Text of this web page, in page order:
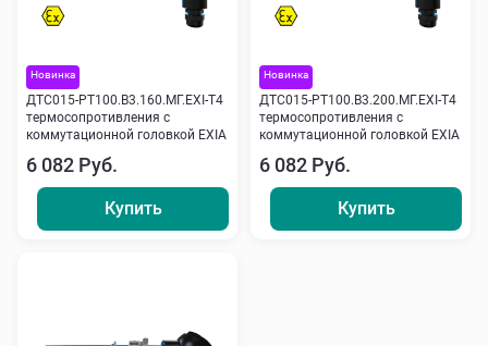
Новинка
ДТС015-РТ100.В3.160.МГ.ЕХI-Т4
термосопротивления с
коммутационной головкой EXIA
6 082 Руб.
Купить
Новинка
ДТС015-РТ100.В3.200.МГ.ЕХI-Т4
термосопротивления с
коммутационной головкой EXIA
6 082 Руб.
Купить